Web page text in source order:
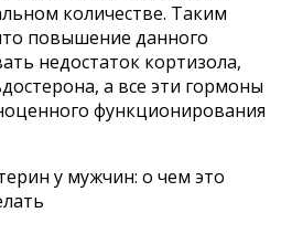
количестве. Таким
повышение данного
недостаток кортизола,
а все эти гормоны
функционирования